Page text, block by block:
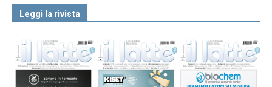
Leggi la rivista